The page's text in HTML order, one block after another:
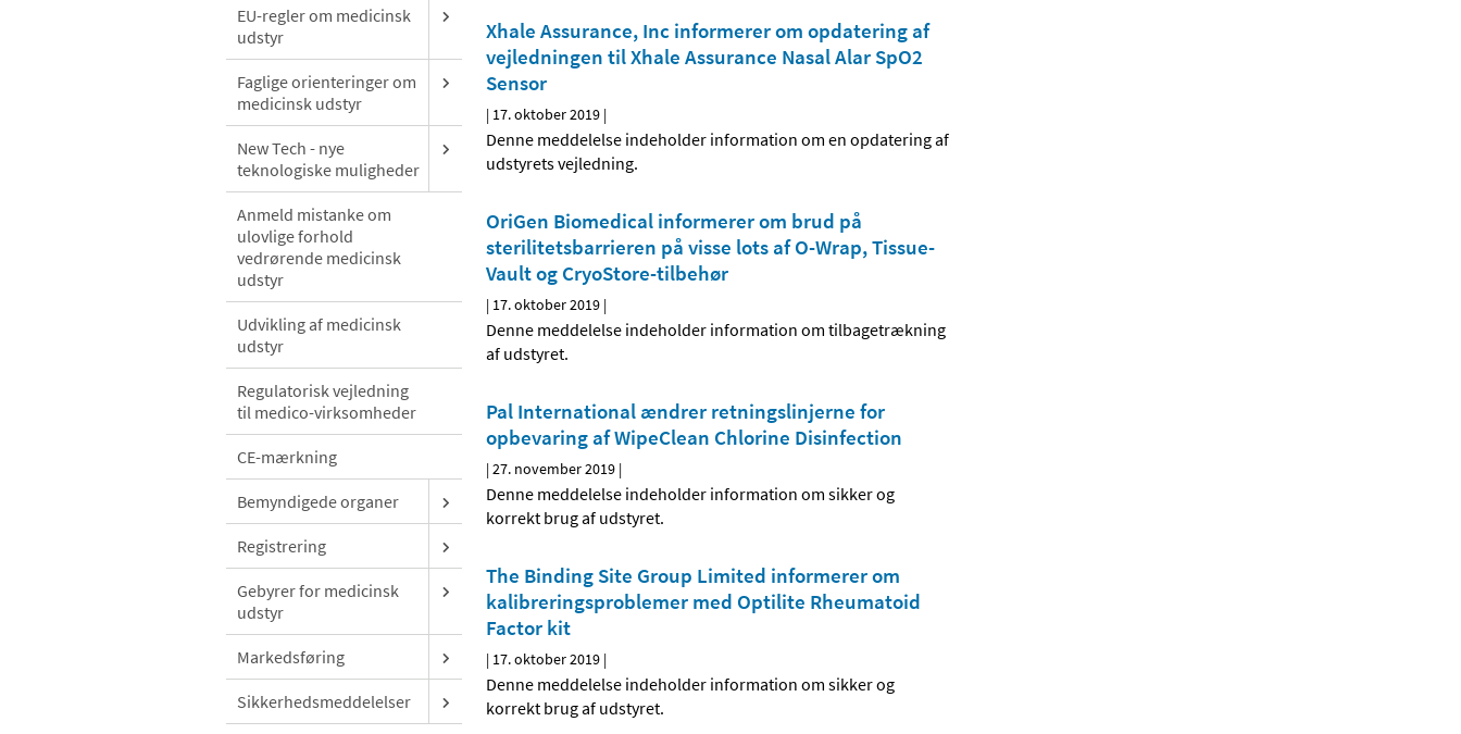
EU-regler om medicinsk
udstyr
Faglige orienteringer om
medicinsk udstyr
New Tech - nye
teknologiske muligheder
Anmeld mistanke om
ulovlige forhold
vedrørende medicinsk
udstyr
Udvikling af medicinsk
udstyr
Regulatorisk vejledning
til medico-virksomheder
CE-mærkning
Bemyndigede organer
Registrering
Gebyrer for medicinsk
udstyr
Markedsføring
Sikkerhedsmeddelelser
Xhale Assurance, Inc informerer om opdatering af
vejledningen til Xhale Assurance Nasal Alar SpO2
Sensor
| 17. oktober 2019 |
Denne meddelelse indeholder information om en opdatering af
udstyrets vejledning.
OriGen Biomedical informerer om brud på
sterilitetsbarrieren på visse lots af O-Wrap, Tissue-
Vault og CryoStore-tilbehør
| 17. oktober 2019 |
Denne meddelelse indeholder information om tilbagetrækning
af udstyret.
Pal International ændrer retningslinjerne for
opbevaring af WipeClean Chlorine Disinfection
|27. november 2019 |
Denne meddelelse indeholder information om sikker og
korrekt brug af udstyret.
The Binding Site Group Limited informerer om
kalibreringsproblemer med Optilite Rheumatoid
Factor kit
| 17. oktober 2019 |
Denne meddelelse indeholder information om sikker og
korrekt brug af udstyret.